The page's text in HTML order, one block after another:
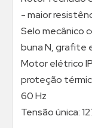
- maior
Selo mecânico
buna N, grafite
Motor elétrico
proteção
60 Hz
Tensão única: